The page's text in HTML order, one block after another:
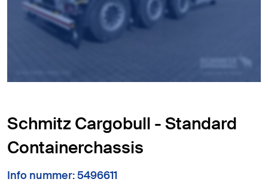
Schmitz Cargobull - Standard
Containerchassis
Info nummer: 5496611